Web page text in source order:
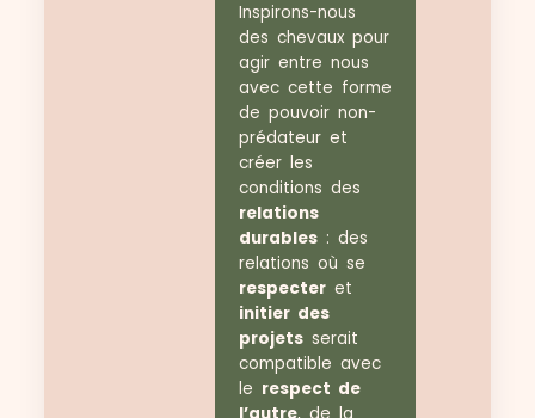
Inspirons-nous
des chevaux pour
agir entre nous
avec cette forme
de pouvoir non-
prédateur et
créer les
conditions des
relations
durables: des
relations où se
respecteret
initier des
projetsserait
compatible avec
le respect de